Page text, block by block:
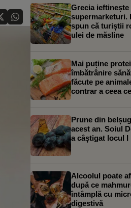
Grecia
supermarketuri.
spun că turiștii
ulei de măsline
Mai puține
îmbătrânire
făcute pe
contrar a ceea
Prune din
acest an. Soiul
a câștigat locul I
Alcoolul poate
după ce
întâmplă cu
digestivă